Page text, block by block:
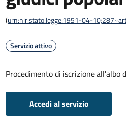
(urn:nir:stato:legge:1951-04-
Servizio attivo
Procedimento di iscrizione all'albo
Accedi al servizio